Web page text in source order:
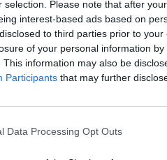
selection. Please note that after
interest-based ads based on
to third parties prior to
of your personal information
This information may also be
Participants that may further
Data Processing Opt Outs
de directivos
del deporte
de Atletismo
de la
en el que